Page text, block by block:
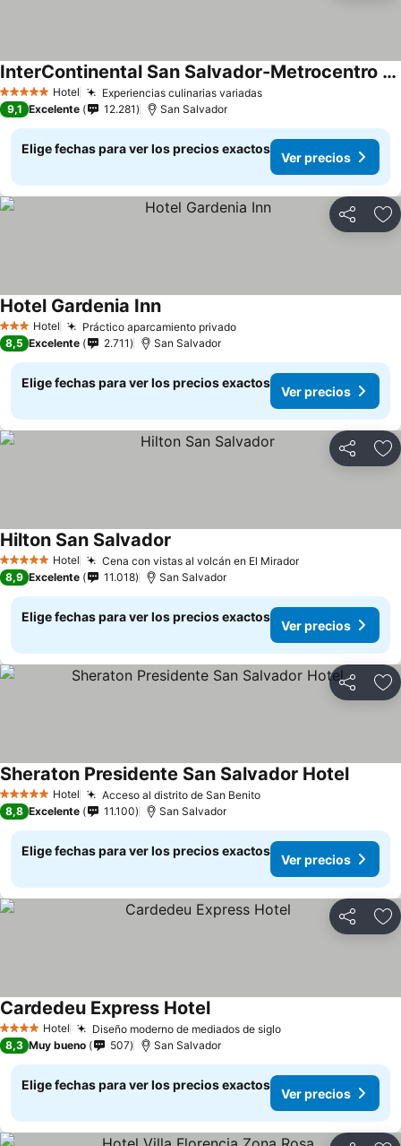
5 Estrellas Hotel Experiencias culinarias variadasVer precios
InterContinental San Salvador-Metrocentro Mall by IHG
Ver precios
9,1 Excelente 12.281 San Salvador
Elige fechas para ver los precios exactos
Ver precios
Compartir
3 Estrellas
Hotel Práctico aparcamiento privadoVer precios
Hotel Gardenia InnVer precios
8,5 Excelente 2.711 San Salvador
Elige fechas para ver los precios exactos
Ver precios
Compartir
5 Estrellas Hotel Cena con vistas al volcán en El MiradorVer precios
Hilton San Salvador
8,9 Excelente 11.018 San Salvador
Elige fechas para ver los precios exactos
Ver precios
Compartir
5 Estrellas Hotel Acceso al distrito de San BenitoVer precios
Sheraton Presidente San Salvador HotelVer
8,8 Excelente 11.100 San Salvador
Elige fechas para ver los precios exactos
Ver precios
Compartir
4 EstrellasHotel Diseño moderno de mediados de sigloVer precios
Cardedeu Express HotelVer precios
8,3 Muy bueno 507 San Salvador
Elige fechas para ver los precios exactos
Ver precios